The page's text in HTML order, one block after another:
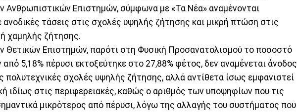
Ανθρωπιστικών Επιστημών, σύμφωνα με «Τα Νέα» αναμένονται
ανοδικές τάσεις στις σχολές υψηλής ζήτησης και μικρή πτώση στις
χαμηλής ζήτησης.
Θετικών Επιστημών, παρότι στη Φυσική Προσανατολισμού το ποσοστό
5,18% πέρυσι εκτοξεύτηκε στο 27,88% φέτος, δεν αναμένεται άνοδος
πολυτεχνικές σχολές υψηλής ζήτησης, αλλά αντίθετα ίσως εμφανιστεί
ιδίως στις περιφερειακές, καθώς ο αριθμός των υποψηφίων που τις
μικρότερος από πέρυσι, λόγω της αλλαγής του συστήματος που